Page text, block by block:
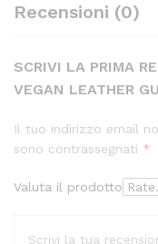
Recensioni (0)
SCRIVI LA PRIMA
VEGAN LEATHER
Il tuo indirizzo email
sono contrassegnati *
Valuta il prodotto